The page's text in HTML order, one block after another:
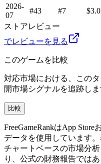
2026-
07
#43 #7
ストアレビュー
でレビューを見る
このゲームを比較
対応市場における、この
開市場シグナルを追跡しま
比較
FreeGameRankはApp Store
データを使用しています
チャートベースの市場分
り、公式の財務報告では